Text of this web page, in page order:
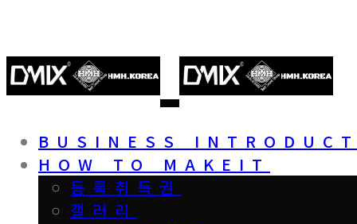
BUSINESS
HOW TO MAKEIT
등록취득권
갤러리